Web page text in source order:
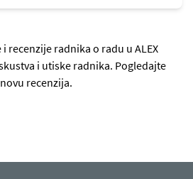
recenzije radnika o radu u ALEX
i utiske radnika. Pogledajte
recenzija.